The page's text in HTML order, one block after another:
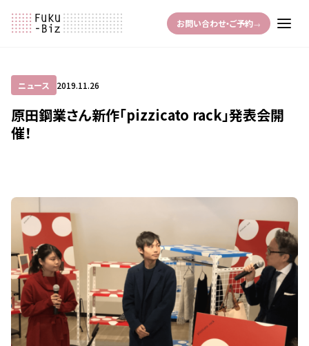
お問い合わせ・ご予約→
ニュース 2019.11.26
原田鋼業さん新作「pizzicato rack」発表会開
催！